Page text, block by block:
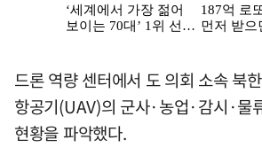
드론 역량 센터에서 도 의회 소속 북
항공기(UAV)의 군사·농업·감시·물
현황을 파악했다.